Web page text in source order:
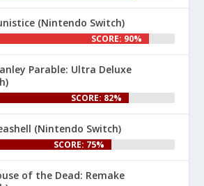
1
@nintenhype.cat
⋅
videojocs: ⚡🔥💥💀
(Nintendo Switch)
SCORE: 90%
Parable: Ultra Deluxe
SCORE: 82%
(Nintendo Switch)
SCORE: 75%
of the Dead: Remake